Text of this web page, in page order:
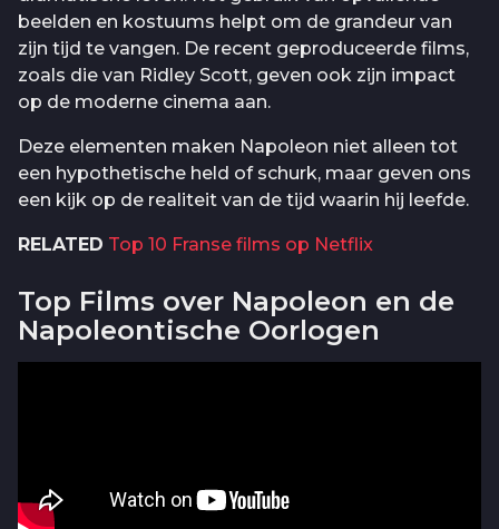
beelden en kostuums helpt om de grandeur van
zijn tijd te vangen. De recent geproduceerde films,
zoals die van Ridley Scott, geven ook zijn impact
op de moderne cinema aan.
Deze elementen maken Napoleon niet alleen tot
een hypothetische held of schurk, maar geven ons
een kijk op de realiteit van de tijd waarin hij leefde.
RELATED Top 10 Franse films op Netflix
Top Films over Napoleon en de
Napoleontische Oorlogen